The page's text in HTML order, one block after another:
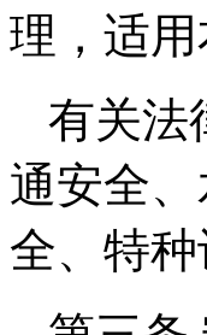
理，适用
有关法
通安全
全、特